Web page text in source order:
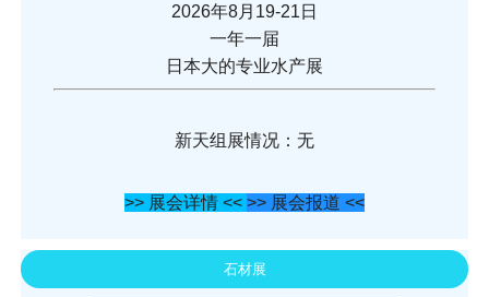
2026年8月19-21日
一年一届
日本大的专业水产展
新天组展情况：无
>> 展会详情 << >> 展会报道 <<
石材展